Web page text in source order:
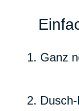
1. Ganz
2.